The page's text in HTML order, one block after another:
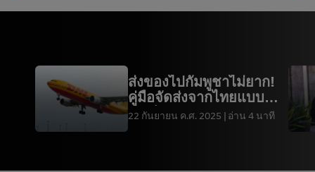
ส่งของไปกัมพูชาไม่ยาก!
คู่มือจัดส่งจากไทยแบบ
ละเอียด
22 กันยายน ค.ศ. 2025 อ่าน 4 นาที